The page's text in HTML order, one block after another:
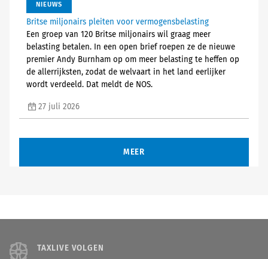
NIEUWS
Britse miljonairs pleiten voor vermogensbelasting
Een groep van 120 Britse miljonairs wil graag meer
belasting betalen. In een open brief roepen ze de nieuwe
premier Andy Burnham op om meer belasting te heffen op
de allerrijksten, zodat de welvaart in het land eerlijker
wordt verdeeld. Dat meldt de NOS.
27 juli 2026
MEER
TAXLIVE VOLGEN